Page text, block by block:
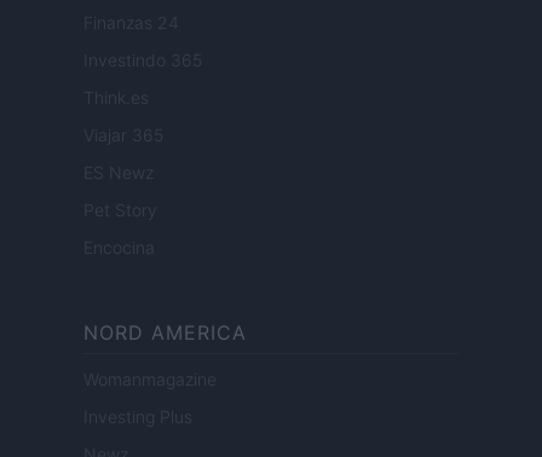
Finanzas 24
Investindo 365
Think.es
Viajar 365
ES Newz
Pet Story
Encocina
NORD AMERICA
Womanmagazine
Investing Plus